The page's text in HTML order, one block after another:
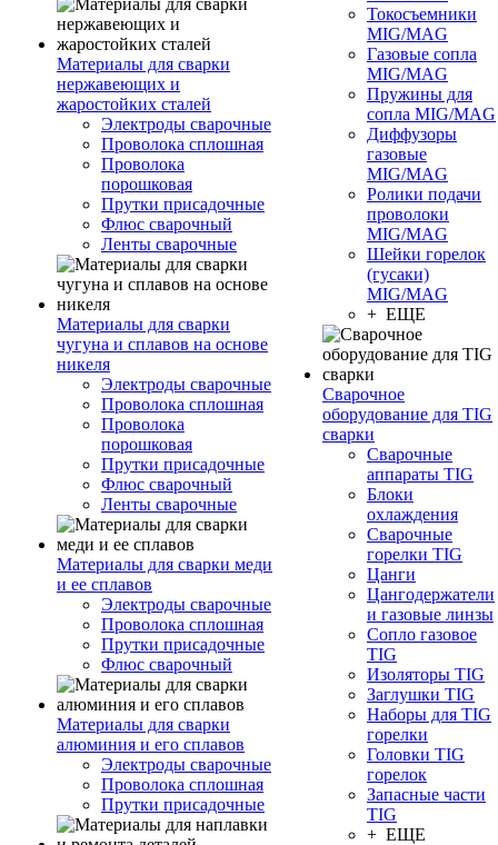
Материалы для сварки
нержавеющих и
жаростойких сталей
Электроды сварочные
Проволока сплошная
Проволока
порошковая
Прутки присадочные
Флюс сварочный
Ленты сварочные
Материалы для сварки
чугуна и сплавов на основе
никеля
Электроды сварочные
Проволока сплошная
Проволока
порошковая
Прутки присадочные
Флюс сварочный
Ленты сварочные
Материалы для сварки меди
и ее сплавов
Электроды сварочные
Проволока сплошная
Прутки присадочные
Флюс сварочный
Материалы для сварки
алюминия и его сплавов
Электроды сварочные
Проволока сплошная
Прутки присадочные
Токосъемники
MIG/MAG
Газовые сопла
MIG/MAG
Пружины для
сопла MIG/MAG
Диффузоры
газовые
MIG/MAG
Ролики подачи
проволоки
MIG/MAG
Шейки горелок
(гусаки)
MIG/MAG
+ ЕЩЕ
Сварочное
оборудование для TIG
сварки
Сварочные
аппараты TIG
Блоки
охлаждения
Сварочные
горелки TIG
Цанги
Цангодержатели
и газовые линзы
Сопло газовое
TIG
Изоляторы TIG
Заглушки TIG
Наборы для TIG
горелки
Головки TIG
горелок
Запасные части
TIG
+ ЕЩЕ